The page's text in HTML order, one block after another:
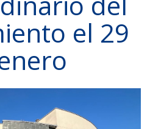
el 29